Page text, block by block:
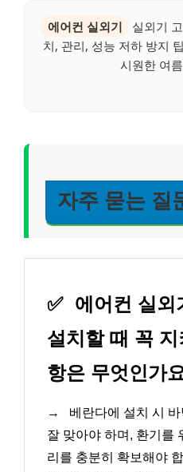
에어컨 실외기
실외기
치, 관리, 성능 저하 방지
시원한 여
자주 묻는 질
✅ 에어컨 실외
설치할 때 꼭
항은 무엇인가
→
베란다에 설치 시
잘 맞아야 하며, 환기를
리를 충분히 확보해야